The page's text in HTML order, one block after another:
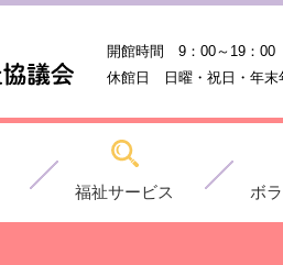
開館時間 9：00～19：00
休館日 日曜・祝日・年末
福祉サービス ボ